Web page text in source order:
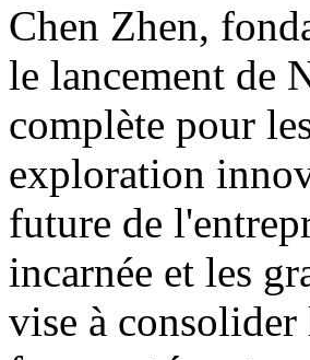
Chen Zhen,
le lancement de
complète pour
exploration
future de
incarnée et les
vise à consolider